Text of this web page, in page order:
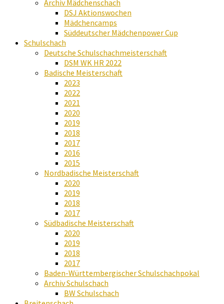
Archiv Mädchenschach
DSJ Aktionswochen
Mädchencamps
Süddeutscher Mädchenpower Cup
Schulschach
Deutsche Schulschachmeisterschaft
DSM WK HR 2022
Badische Meisterschaft
2023
2022
2021
2020
2019
2018
2017
2016
2015
Nordbadische Meisterschaft
2020
2019
2018
2017
Südbadische Meisterschaft
2020
2019
2018
2017
Baden-Württembergischer Schulschachpokal
Archiv Schulschach
BW Schulschach